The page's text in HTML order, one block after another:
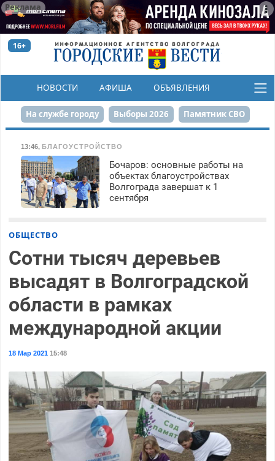
Реклама
16+
НОВОСТИ АФИША ОБЪЯВЛЕНИЯ
КОНКУРСЫ
На службе городу Выборы 2026 Памятник СВО
Сталинград в сердце
Набережная День Победы Реконструкция ЦПКиО
80-летие Победы Парк Героев-летчиков
13:46, БЛАГОУСТРОЙСТВО
Бочаров: основные работы на
объектах благоустройствах
Волгограда завершат к 1
сентября
ОБЩЕСТВО
Сотни тысяч деревьев
высадят в Волгоградской
области в рамках
международной акции
18 Мар 202115:48